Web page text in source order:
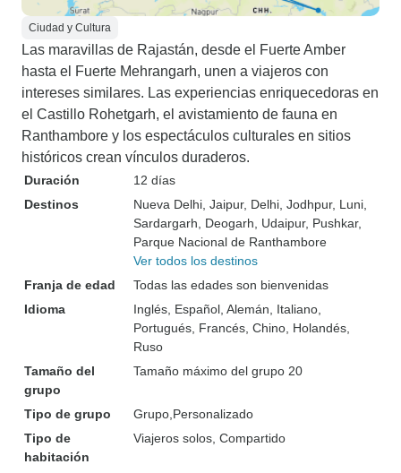
Ciudad y Cultura
Las maravillas de Rajastán, desde el Fuerte Amber
hasta el Fuerte Mehrangarh, unen a viajeros con
intereses similares. Las experiencias enriquecedoras en
el Castillo Rohetgarh, el avistamiento de fauna en
Ranthambore y los espectáculos culturales en sitios
históricos crean vínculos duraderos.
Duración
12 días
Destinos
Nueva Delhi , Jaipur, Delhi , Jodhpur, Luni
Sardargarh , Deogarh , Udaipur, Pushkar,
Parque Nacional de Ranthambore
Ver todos los destinos
Franja de edad
Todas las edades son bienvenidas
Idioma
Inglés, Español, Alemán, Italiano,
Portugués, Francés, Chino, Holandés,
Ruso
Tamaño del
grupo
Tamaño máximo del grupo 20
Tipo de grupo Grupo Personalizado
Tipo de
habitación
Viajeros solos, Compartido